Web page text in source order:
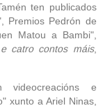
ten publicados
Premios Pedrón de
Matou a Bambi",
catro contos máis,
e
xunto a Ariel Ninas,